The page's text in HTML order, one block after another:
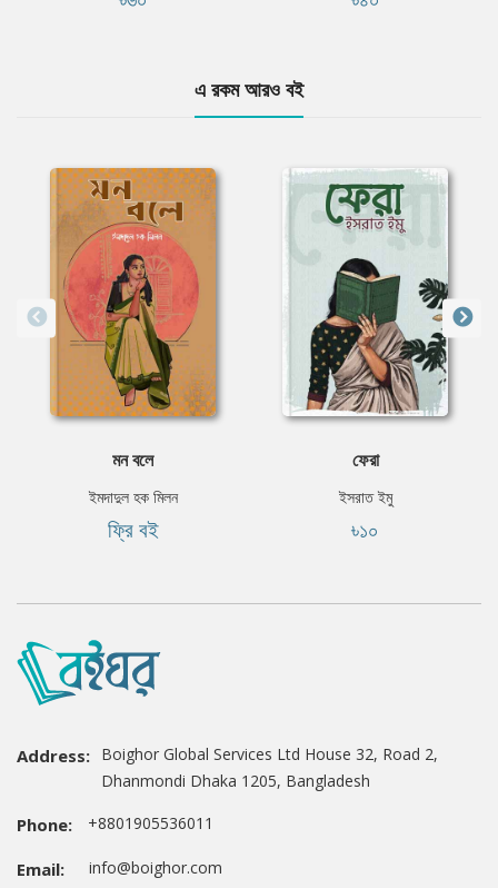
এ রকম আরও বই
মন বলে
ইমদাদুল হক মিলন
ফ্রি বই
ফেরা
ইসরাত ইমু
৳১০
Address: Boighor Global Services Ltd House 32, Road 2,
Dhanmondi Dhaka 1205, Bangladesh
Phone: +8801905536011
Email: info@boighor.com